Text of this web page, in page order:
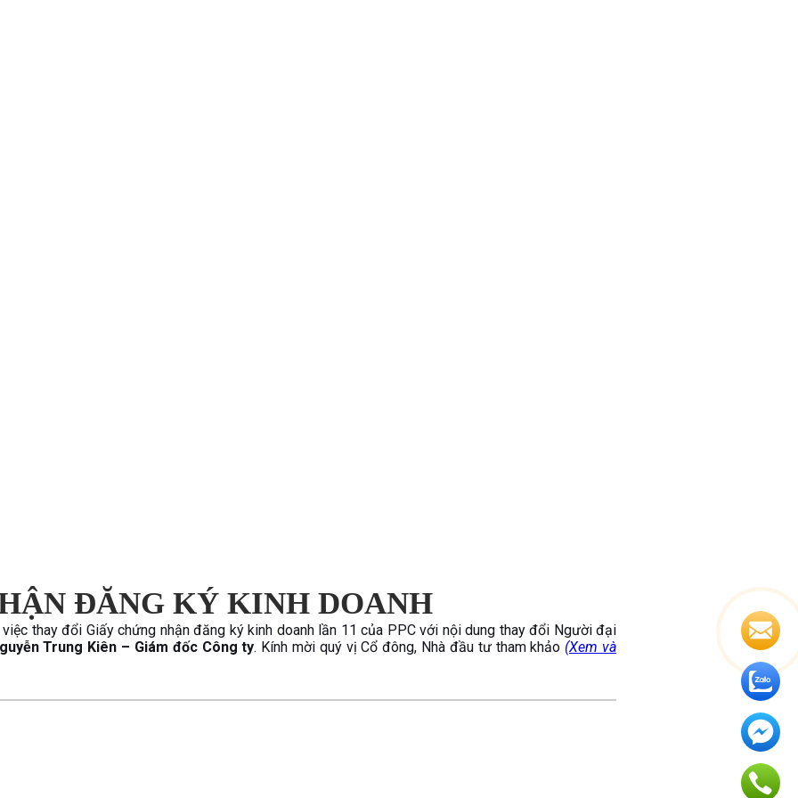
industry. Lorem Ipsum
ĐĂNG KÝ KINH DOANH
thay đổi Giấy chứng nhận đăng ký kinh doanh lần 11 của PPC với nội dung thay đổi Người đại
Trung Kiên – Giám đốc Công ty. Kính mời quý vị Cổ đông, Nhà đầu tư tham khảo (Xem và